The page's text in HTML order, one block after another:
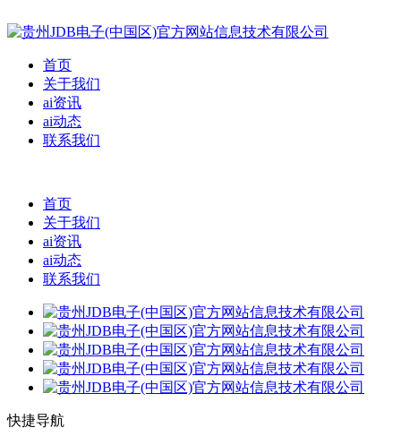
首页
关于我们
ai资讯
ai动态
联系我们
首页
关于我们
ai资讯
ai动态
联系我们
快捷导航